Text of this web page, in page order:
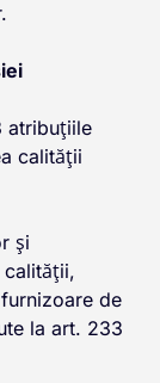
atribuțiile
calității
și
calității,
de
la art. 233